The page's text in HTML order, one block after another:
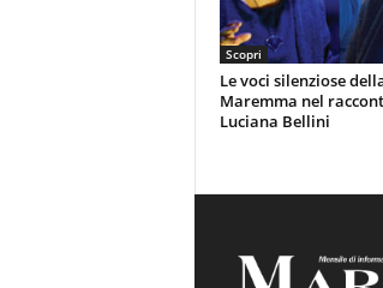
Scopri
Le voci silenziose
Maremma nel
Luciana Bellini